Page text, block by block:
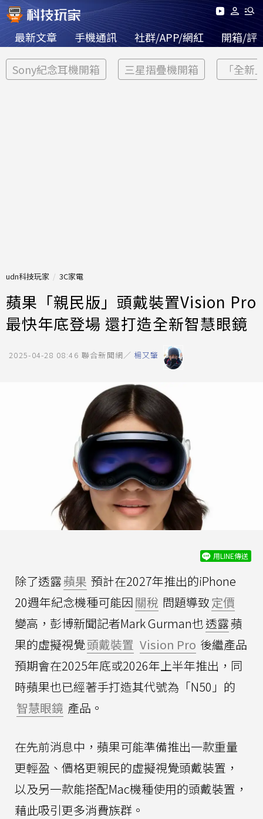
最新文章 手機通訊 社群/APP/網紅 開箱/評
Sony紀念耳機開箱 三星摺疊機開箱 「全新
udn科技玩家 3C家電
蘋果「親民版」頭戴裝置Vision Pro
最快年底登場 還打造全新智慧眼鏡
2025-04-28 08:46 聯合新聞網／ 楊又肇
用LINE傳送
除了透露蘋果 預計在2027年推出的iPhone
20週年紀念機種可能因關稅 問題導致定價
變高，彭博新聞記者Mark Gurman也透露蘋
果的虛擬視覺頭戴裝置 Vision Pro 後繼產品
預期會在2025年底或2026年上半年推出，同
時蘋果也已經著手打造其代號為「N50」的
智慧眼鏡 產品。
在先前消息中，蘋果可能準備推出一款重量
更輕盈、價格更親民的虛擬視覺頭戴裝置，
以及另一款能搭配Mac機種使用的頭戴裝置，
藉此吸引更多消費族群。